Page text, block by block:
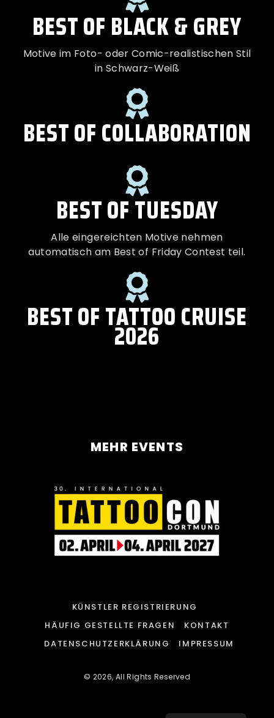
BEST OF BLACK & GREY
Motive im Foto- oder Comic-realistischen Stil
in Schwarz-Weiß
BEST OF COLLABORATION
BEST OF TUESDAY
Alle eingereichten Motive nehmen
automatisch am Best of Friday Contest teil.
BEST OF TATTOO CRUISE
2026
MEHR EVENTS
KÜNSTLER REGISTRIERUNG
HÄUFIG GESTELLTE FRAGEN
KONTAKT
DATENSCHUTZERKLÄRUNG
IMPRESSUM
© 2026, All Rights Reserved